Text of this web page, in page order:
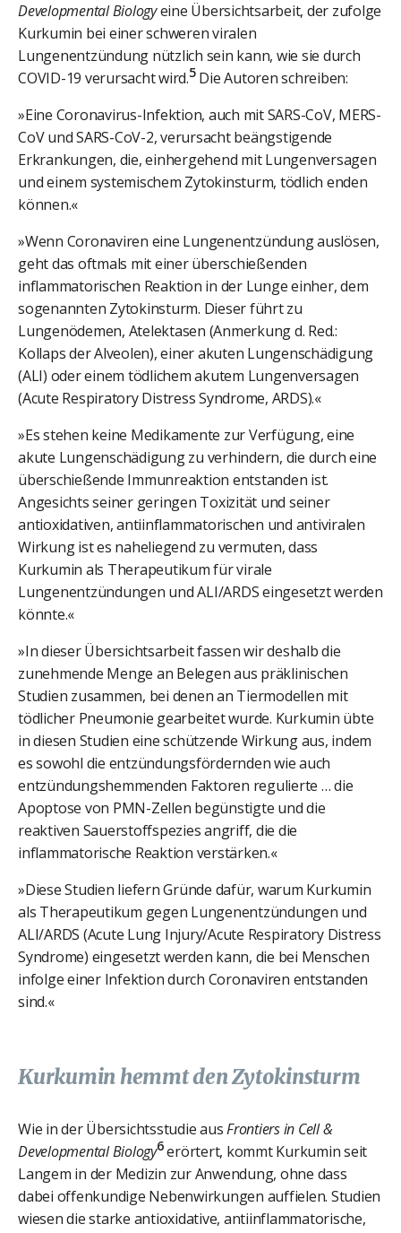
Developmental Biologyeine Übersichtsarbeit, der zufolge
Kurkumin bei einer schweren viralen
Lungenentzündung nützlich sein kann, wie sie durch
COVID-19 verursacht wird.5Die Autoren schreiben:
»Eine Coronavirus-Infektion, auch mit SARS-CoV, MERS-
CoV und SARS-CoV-2, verursacht beängstigende
Erkrankungen, die, einhergehend mit Lungenversagen
und einem systemischem Zytokinsturm, tödlich enden
können.«
»Wenn Coronaviren eine Lungenentzündung auslösen,
geht das oftmals mit einer überschießenden
inflammatorischen Reaktion in der Lunge einher, dem
sogenannten Zytokinsturm. Dieser führt zu
Lungenödemen, Atelektasen (Anmerkung d. Red.:
Kollaps der Alveolen), einer akuten Lungenschädigung
(ALI) oder einem tödlichem akutem Lungenversagen
(Acute Respiratory Distress Syndrome, ARDS).«
»Es stehen keine Medikamente zur Verfügung, eine
akute Lungenschädigung zu verhindern, die durch eine
überschießende Immunreaktion entstanden ist.
Angesichts seiner geringen Toxizität und seiner
antioxidativen, antiinflammatorischen und antiviralen
Wirkung ist es naheliegend zu vermuten, dass
Kurkumin als Therapeutikum für virale
Lungenentzündungen und ALI/ARDS eingesetzt werden
könnte.«
»In dieser Übersichtsarbeit fassen wir deshalb die
zunehmende Menge an Belegen aus präklinischen
Studien zusammen, bei denen an Tiermodellen mit
tödlicher Pneumonie gearbeitet wurde. Kurkumin übte
in diesen Studien eine schützende Wirkung aus, indem
es sowohl die entzündungsfördernden wie auch
entzündungshemmenden Faktoren regulierte … die
Apoptose von PMN-Zellen begünstigte und die
reaktiven Sauerstoffspezies angriff, die die
inflammatorische Reaktion verstärken.«
»Diese Studien liefern Gründe dafür, warum Kurkumin
als Therapeutikum gegen Lungenentzündungen und
ALI/ARDS (Acute Lung Injury/Acute Respiratory Distress
Syndrome) eingesetzt werden kann, die bei Menschen
infolge einer Infektion durch Coronaviren entstanden
sind.«
Kurkumin hemmt den Zytokinsturm
Wie in der Übersichtsstudie ausFrontiers in Cell &
Developmental Biology6erörtert, kommt Kurkumin seit
Langem in der Medizin zur Anwendung, ohne dass
dabei offenkundige Nebenwirkungen auffielen. Studien
wiesen die starke antioxidative, antiinflammatorische,